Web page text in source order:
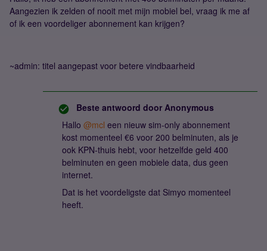
Aangezien ik zelden of nooit met mijn mobiel bel, vraag ik me af
of ik een voordeliger abonnement kan krijgen?
~admin: titel aangepast voor betere vindbaarheid
Beste antwoord door Anonymous
Hallo @mcl een nieuw sim-only abonnement
kost momenteel €6 voor 200 belminuten, als je
ook KPN-thuis hebt, voor hetzelfde geld 400
belminuten en geen mobiele data, dus geen
internet.
Dat is het voordeligste dat Simyo momenteel
heeft.